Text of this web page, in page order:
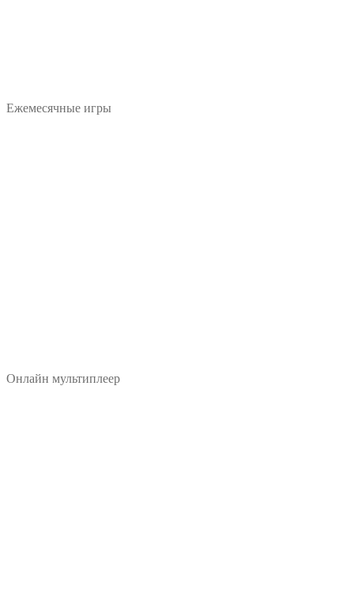
Ежемесячные игры
Онлайн мультиплеер